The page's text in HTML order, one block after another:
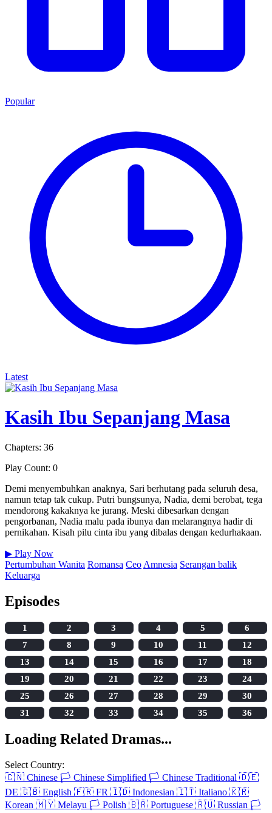
Popular
Latest
Kasih Ibu Sepanjang Masa
Chapters: 36
Play Count: 0
Demi menyembuhkan anaknya, Sari berhutang pada seluruh desa,
namun tetap tak cukup. Putri bungsunya, Nadia, demi berobat, tega
mendorong kakaknya ke jurang. Meski dibesarkan dengan
pengorbanan, Nadia malu pada ibunya dan melarangnya hadir di
pernikahan. Kisah pilu cinta ibu yang dibalas dengan kedurhakaan.
▶ Play Now
Pertumbuhan Wanita Romansa Ceo Amnesia Serangan balik
Keluarga
Episodes
1 2 3 4 5
6
7
8 9 10 11
12
13
14 15 16 17
18
19
20 21 22 23
24
25
26 27 28 29
30
31
32 33 34 35 36
Loading Related Dramas...
Select Country:
🇨🇳 Chinese 🏳️ Chinese Simplified 🏳️ Chinese Traditional 🇩🇪
DE 🇬🇧 English 🇫🇷 FR 🇮🇩 Indonesian 🇮🇹 Italiano 🇰🇷
Korean 🇲🇾 Melayu 🏳️ Polish 🇧🇷 Portuguese 🇷🇺 Russian 🏳️